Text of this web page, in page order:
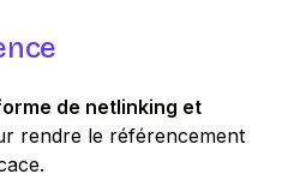
de netlinking et
rendre le référencement